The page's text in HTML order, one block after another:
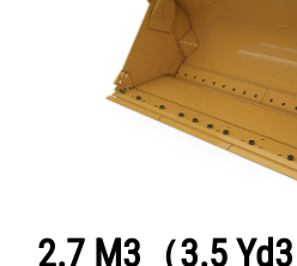
2.7 M3（3.5